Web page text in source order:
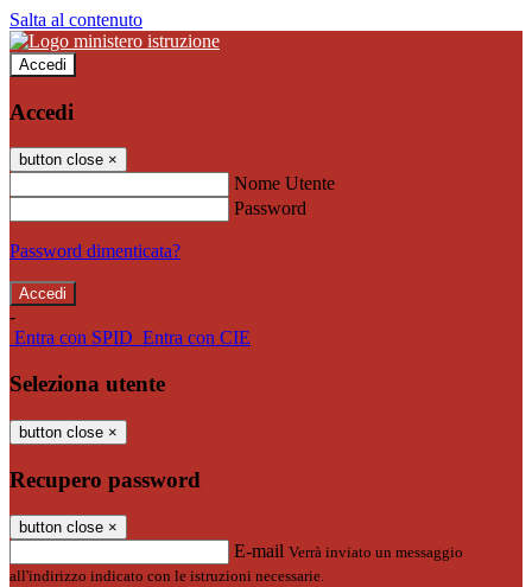
Salta al contenuto
Accedi
Accedi
button close ×
Nome Utente
Password
Password dimenticata?
-
Entra con SPID Entra con CIE
Seleziona utente
button close ×
Recupero password
button close ×
E-mail Verrà inviato un messaggio
all'indirizzo indicato con le istruzioni necessarie.